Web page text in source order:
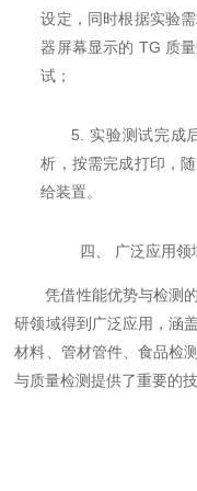
设定，同时根据实验
器屏幕显示的 TG 质
试；
5. 实验测试完成
析，按需完成打印，
给装置。
四、 广泛应用领
凭借性能优势与检测
研领域得到广泛应用，涵
材料、管材管件、食品检
与质量检测提供了重要的